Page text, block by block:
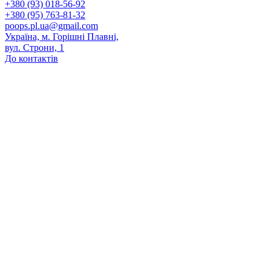
+380 (93) 018-56-92
+380 (95) 763-81-32
poops.pl.ua@gmail.com
Україна, м. Горішні Плавні,
вул. Строни, 1
До контактів